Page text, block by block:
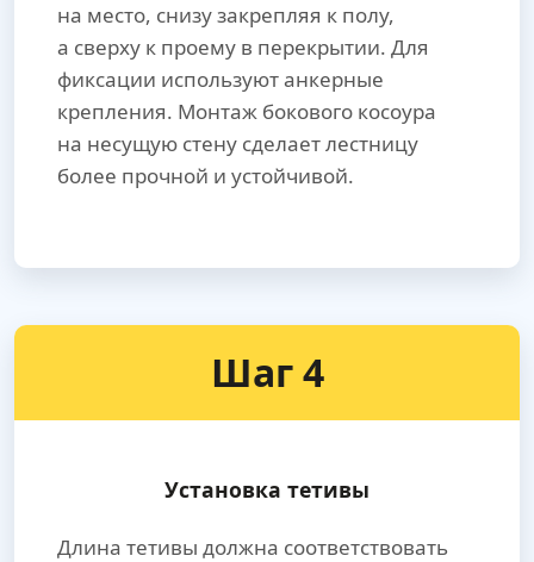
на место, снизу закрепляя к полу,
а сверху к проему в перекрытии. Для
фиксации используют анкерные
крепления. Монтаж бокового косоура
на несущую стену сделает лестницу
более прочной и устойчивой.
Шаг 4
Установка тетивы
Длина тетивы должна соответствовать